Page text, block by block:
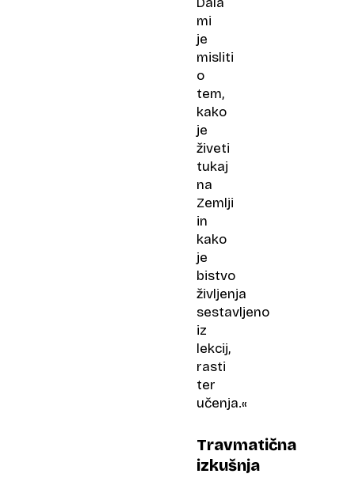
mi
je
misliti
o
tem,
kako
je
živeti
tukaj
na
Zemlji
in
kako
je
bistvo
življenja
sestavljeno
iz
lekcij,
rasti
ter
učenja.«
Travmatična
izkušnja